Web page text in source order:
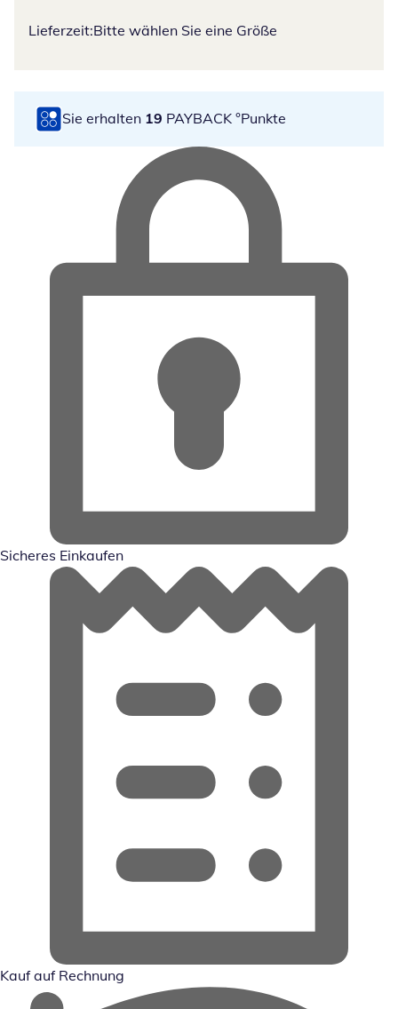
Lieferzeit:Bitte wählen Sie eine Größe
Sie erhalten 19 PAYBACK °Punkte
Sicheres Einkaufen
Kauf auf Rechnung